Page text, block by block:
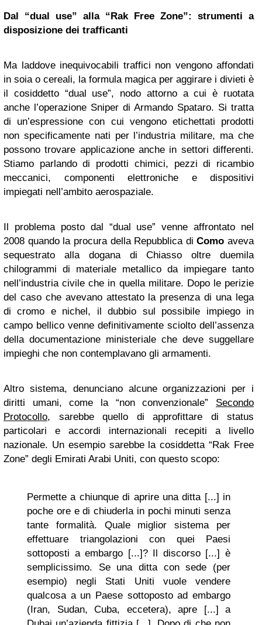
Dal “dual use” alla “Rak Free Zone”: strumenti a
disposizione dei trafficanti
Ma laddove inequivocabili traffici non vengono affondati
in soia o cereali, la formula magica per aggirare i divieti è
il cosiddetto “dual use”, nodo attorno a cui è ruotata
anche l’operazione Sniper di Armando Spataro. Si tratta
di un’espressione con cui vengono etichettati prodotti
non specificamente nati per l’industria militare, ma che
possono trovare applicazione anche in settori differenti.
Stiamo parlando di prodotti chimici, pezzi di ricambio
meccanici, componenti elettroniche e dispositivi
impiegati nell’ambito aerospaziale.
Il problema posto dal “dual use” venne affrontato nel
2008 quando la procura della Repubblica diComo aveva
sequestrato alla dogana di Chiasso oltre duemila
chilogrammi di materiale metallico da impiegare tanto
nell’industria civile che in quella militare. Dopo le perizie
del caso che avevano attestato la presenza di una lega
di cromo e nichel, il dubbio sul possibile impiego in
campo bellico venne definitivamente sciolto dell’assenza
della documentazione ministeriale che deve suggellare
impieghi che non contemplavano gli armamenti.
Altro sistema, denunciano alcune organizzazioni per i
diritti umani, come la “non convenzionale” Secondo
Protocollo, sarebbe quello di approfittare di status
particolari e accordi internazionali recepiti a livello
nazionale. Un esempio sarebbe la cosiddetta “Rak Free
Zone” degli Emirati Arabi Uniti, con questo scopo:
Permette a chiunque di aprire una ditta [...] in
poche ore e di chiuderla in pochi minuti senza
tante formalità. Quale miglior sistema per
effettuare triangolazioni con quei Paesi
sottoposti a embargo [...]? Il discorso [...] è
semplicissimo. Se una ditta con sede (per
esempio) negli Stati Uniti vuole vendere
qualcosa a un Paese sottoposto ad embargo
(Iran, Sudan, Cuba, eccetera), apre [...] a